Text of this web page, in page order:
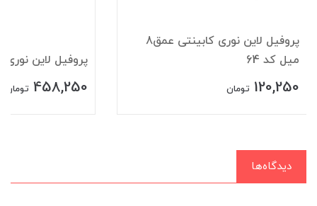
پروفیل لاین نوری کابینتی عمق8
میل کد 64
120,250 تومان
پروفیل لاین نوری
458,250 تومان
دیدگاه‌ها